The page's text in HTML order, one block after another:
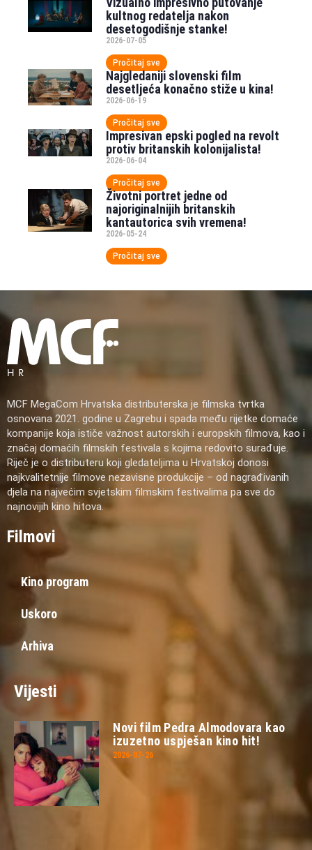
kultnog redatelja nakon
desetogodišnje stanke!
2026-07-05
Pročitaj sve
Najgledaniji slovenski film
desetljeća konačno stiže u kina!
2026-06-19
Pročitaj sve
Impresivan epski pogled na revolt
protiv britanskih kolonijalista!
2026-06-04
Pročitaj sve
Životni portret jedne od
najoriginalnijih britanskih
kantautorica svih vremena!
2026-05-24
Pročitaj sve
MCF MegaCom Hrvatska distributerska je filmska tvrtka
osnovana 2021. godine u Zagrebu i spada među rijetke domaće
kompanije koja ističe važnost autorskih i europskih filmova, kao i
značaj domaćih filmskih festivala s kojima redovito surađuje.
Riječ je o distributeru koji gledateljima u Hrvatskoj donosi
najkvalitetnije filmove nezavisne produkcije – od nagrađivanih
djela na najvećim svjetskim filmskim festivalima pa sve do
najnovijih kino hitova.
Filmovi
Kino program
Uskoro
Arhiva
Vijesti
Novi film Pedra Almodovara kao
izuzetno uspješan kino hit!
2026-07-26